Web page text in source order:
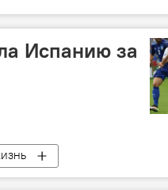
Испанию за